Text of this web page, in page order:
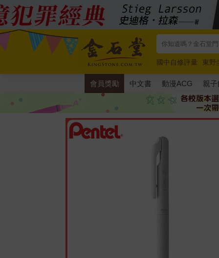
國中自修評量
東野
唯紅花綻放
奧德賽
會員獎勵 中文書 動漫ACG 親